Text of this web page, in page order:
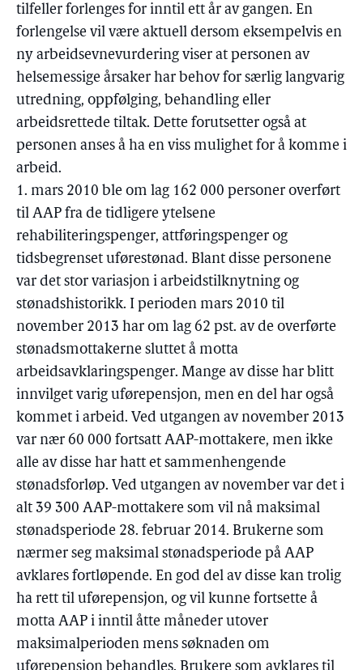
tilfeller forlenges for inntil ett år av gangen. En
forlengelse vil være aktuell dersom eksempelvis en
ny arbeidsevnevurdering viser at personen av
helsemessige årsaker har behov for særlig langvarig
utredning, oppfølging, behandling eller
arbeidsrettede tiltak. Dette forutsetter også at
personen anses å ha en viss mulighet for å komme i
arbeid.
1. mars 2010 ble om lag 162 000 personer overført
til AAP fra de tidligere ytelsene
rehabiliteringspenger, attføringspenger og
tidsbegrenset uførestønad. Blant disse personene
var det stor variasjon i arbeidstilknytning og
stønadshistorikk. I perioden mars 2010 til
november 2013 har om lag 62 pst. av de overførte
stønadsmottakerne sluttet å motta
arbeidsavklaringspenger. Mange av disse har blitt
innvilget varig uførepensjon, men en del har også
kommet i arbeid. Ved utgangen av november 2013
var nær 60 000 fortsatt AAP-mottakere, men ikke
alle av disse har hatt et sammenhengende
stønadsforløp. Ved utgangen av november var det i
alt 39 300 AAP-mottakere som vil nå maksimal
stønadsperiode 28. februar 2014. Brukerne som
nærmer seg maksimal stønadsperiode på AAP
avklares fortløpende. En god del av disse kan trolig
ha rett til uførepensjon, og vil kunne fortsette å
motta AAP i inntil åtte måneder utover
maksimalperioden mens søknaden om